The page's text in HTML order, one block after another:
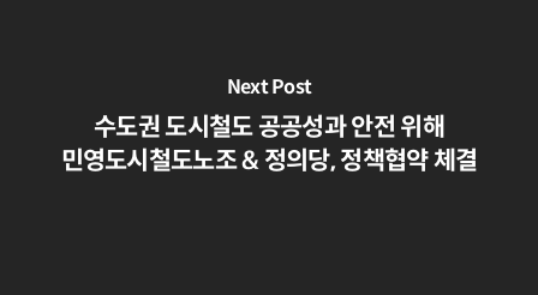
Next Post
수도권 도시철도 공공성과 안전 위해
민영도시철도노조 & 정의당, 정책협약 체결